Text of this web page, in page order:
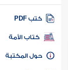
كتب PDF
كتاب الأمة